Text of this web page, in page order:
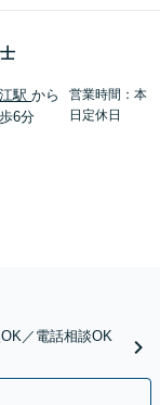
駅から
6分
営業時間：本
日定休日
／電話相談OK